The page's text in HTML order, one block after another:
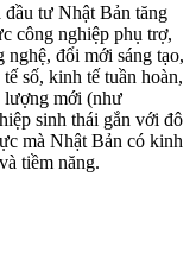
tư Nhật Bản tăng
công nghiệp phụ trợ,
đổi mới sáng tạo,
số, kinh tế tuần hoàn,
lượng mới (như
sinh thái gắn với đô
mà Nhật Bản có kinh
tiềm năng.